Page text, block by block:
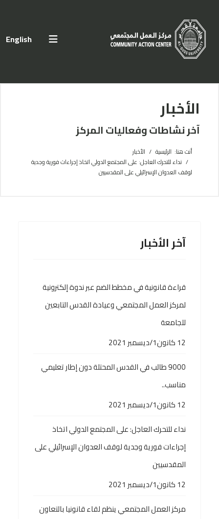
اختر لغتك
English
الأخبار
آخر نشاطات وفعاليات المركز
أنت هنا: الرئيسية
الأخبار
نداء للتحرك العاجل: على المجتمع الدولي اتخاذ إجراءات فورية وجدية
لوقف العدوان الإسرائيلي على المقدسيين
آخر الأخبار
قراءة قانونية في مخطط الضم عبر ندوة إلكترونية
لمركز العمل المجتمعي وعيادة القدس التابعين
للجامعة
12 كانون1/ديسمبر 2021
9000 طالب في القدس المحتلة دون إطار تعليمي
مناسب..
12 كانون1/ديسمبر 2021
نداء للتحرك العاجل: على المجتمع الدولي اتخاذ
إجراءات فورية وجدية لوقف العدوان الإسرائيلي على
المقدسيين
12 كانون1/ديسمبر 2021
مركز العمل المجتمعي ينظم لقاء قانونيا بالتعاون